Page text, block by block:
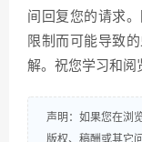
间回复您的请求
限制而可能导致
解。祝您学习和阅
声明：如果您在浏
版权、稿酬或其它